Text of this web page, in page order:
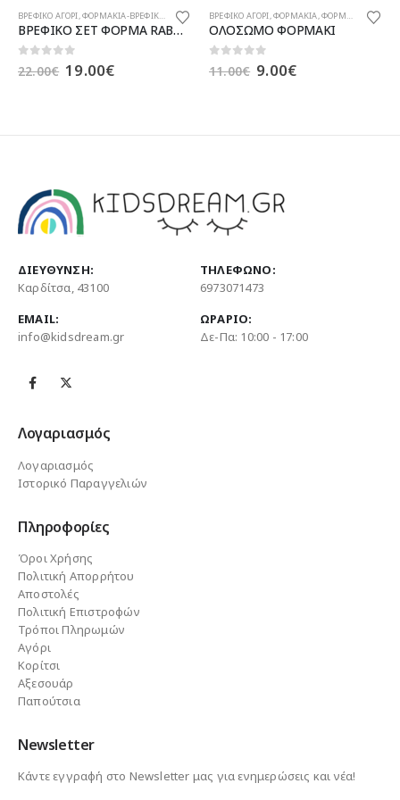
ΒΡΕΦΙΚΟ ΑΓΟΡΙ ,ΦΟΡΜΑΚΙΑ,ΦΟΡΜΑΚΙΑ-ΒΡΕΦΙΚΟ ΣΕΤ-ΜΠΛΟΥΖΑ-ΠΑΝΤΕΛΟΝΙ
ΟΛΟΣΩΜΟ ΦΟΡΜΑΚΙ
out of 5
11.00€ Original
9.00€Η
ΒΡΕΦΙΚΟ ΑΓΟΡΙ ,ΦΟΡΜΑΚΙΑ-ΒΡΕΦΙΚΟ ΣΕΤ-ΜΠΛΟΥΖΑ-ΠΑΝΤΕΛΟΝΙ
ΟΛΟΣΩΜΟ ΦΟΡΜΑΚΙ ΒΡΕΦΙΚΟ
out of 5
11.00€
ΔΙΕΎΘΥΝΣΗ:
Καρδίτσα, 43100
ΤΗΛΈΦΩΝΟ:
6973071473
EMAIL:
info@kidsdream.gr
ΩΡΆΡΙΟ:
Δε-Πα: 10:00 - 17:00
Λογαριασμός
Λογαριασμός
Ιστορικό Παραγγελιών
Πληροφορίες
Όροι Χρήσης
Πολιτική Απορρήτου
Αποστολές
Πολιτική Επιστροφών
Τρόποι Πληρωμών
Αγόρι
Κορίτσι
Αξεσουάρ
Παπούτσια
Newsletter
Κάντε εγγραφή στο Newsletter μας για ενημερώσεις και νέα!